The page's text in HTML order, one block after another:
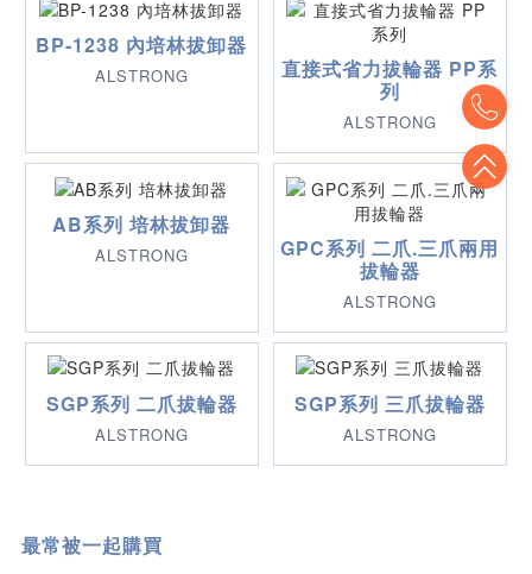
BP-1238 內培林拔卸器
ALSTRONG
直接式省力拔輪器 PP系
列
ALSTRONG
AB系列 培林拔卸器
ALSTRONG
GPC系列 二爪.三爪兩用
拔輪器
ALSTRONG
SGP系列 二爪拔輪器
ALSTRONG
SGP系列 三爪拔輪器
ALSTRONG
最常被一起購買